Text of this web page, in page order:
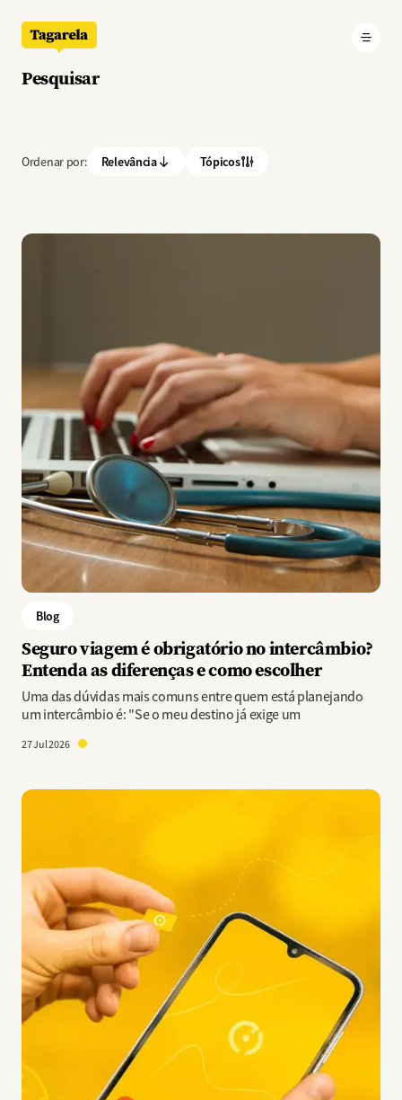
Pesquisar
Ordenar por: Relevância Tópicos
Imagem
Blog
Seguro viagem é obrigatório no intercâmbio?
Entenda as diferenças e como escolher
Uma das dúvidas mais comuns entre quem está planejando
um intercâmbio é: "Se o meu destino já exige um
27 Jul 2026
Imagem